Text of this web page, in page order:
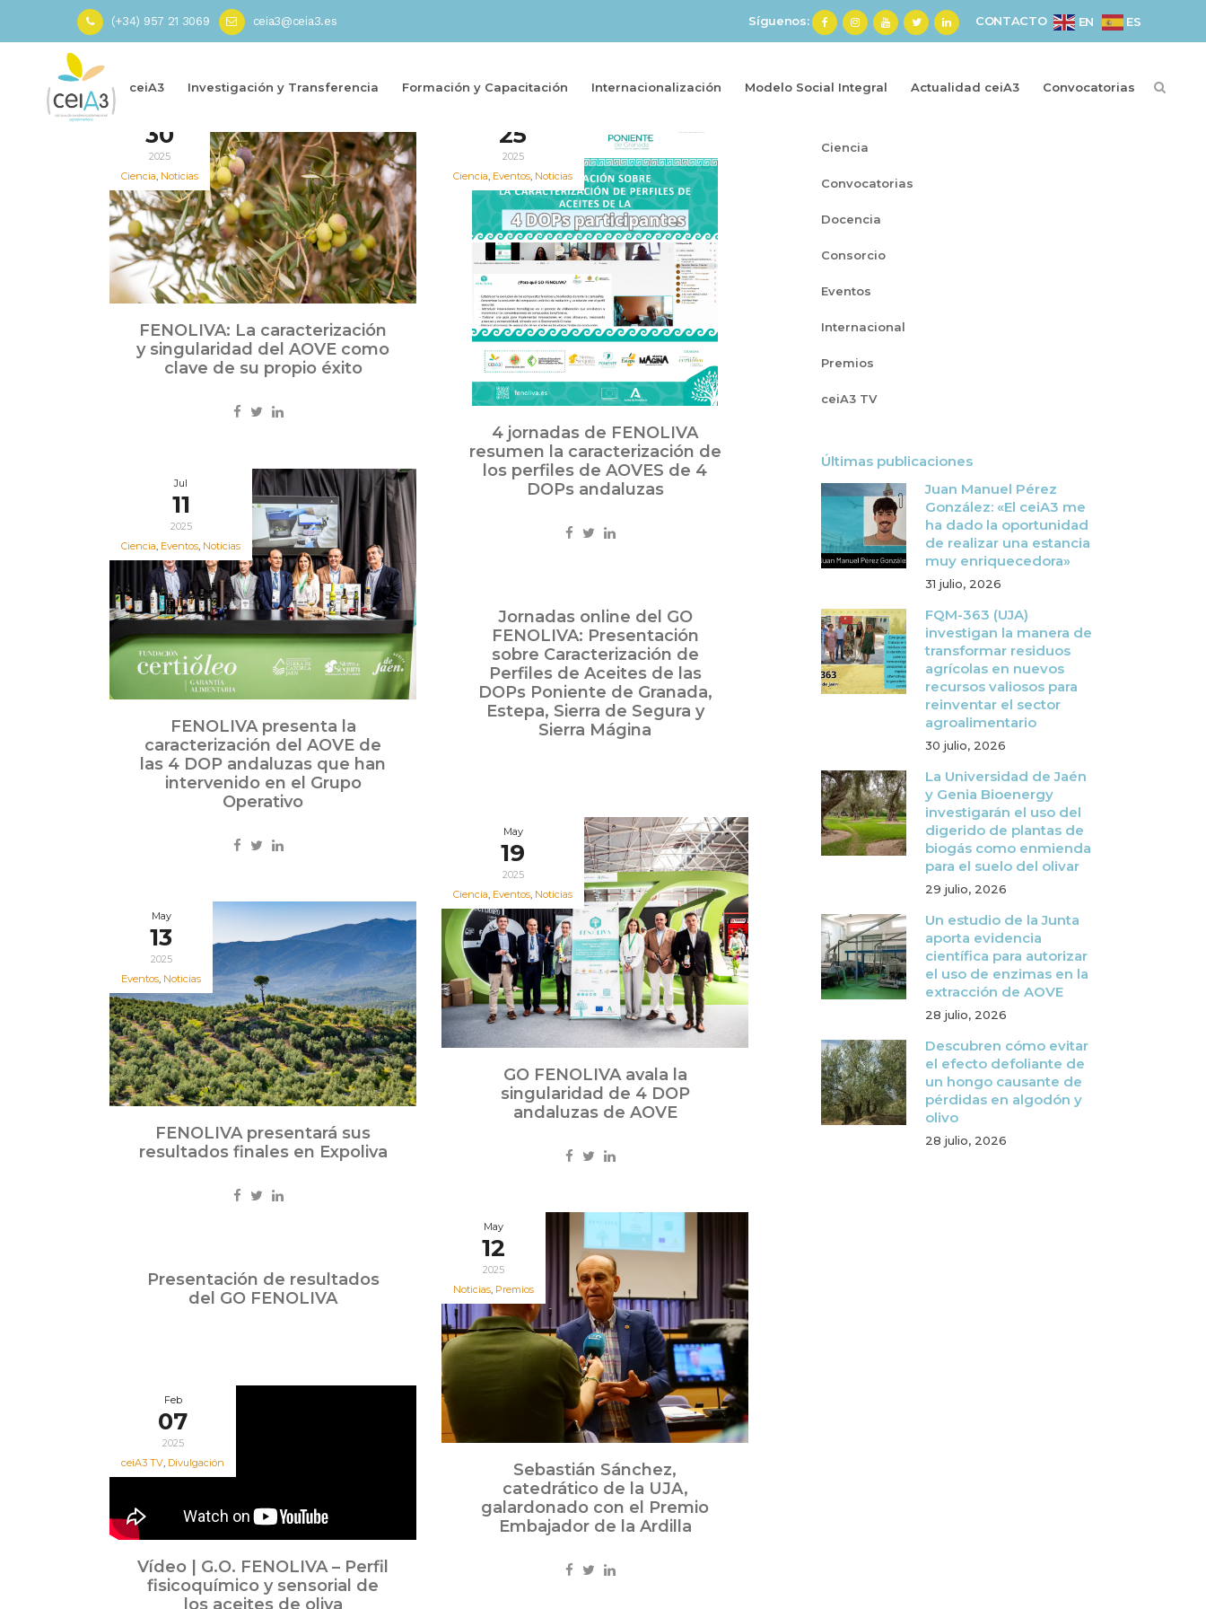
(+34) 957 21 3069 ceia3@ceia3.es Síguenos: CONTACTO EN ES
ceiA3 Investigación y Transferencia Formación y Capacitación Internacionalización Modelo Social Integral Actualidad ceiA3 Convocatorias
Inicio»Fundación Certióleo Garantía Alimentaria
30
2025
Ciencia, Noticias
FENOLIVA: La caracterización
y singularidad del AOVE como
clave de su propio éxito
25
2025
Ciencia, Eventos, Noticias
4 jornadas de FENOLIVA
resumen la caracterización de
los perfiles de AOVES de 4
DOPs andaluzas
Jul
11
2025
Ciencia, Eventos, Noticias
FENOLIVA presenta la
caracterización del AOVE de
las 4 DOP andaluzas que han
intervenido en el Grupo
Operativo
Jornadas online del GO
FENOLIVA: Presentación
sobre Caracterización de
Perfiles de Aceites de las
DOPs Poniente de Granada,
Estepa, Sierra de Segura y
Sierra Mágina
May
19
2025
Ciencia, Eventos, Noticias
GO FENOLIVA avala la
singularidad de 4 DOP
andaluzas de AOVE
May
13
2025
Eventos, Noticias
FENOLIVA presentará sus
resultados finales en Expoliva
May
12
2025
Noticias, Premios
Sebastián Sánchez,
catedrático de la UJA,
galardonado con el Premio
Embajador de la Ardilla
09Presentación de resultados
del GO FENOLIVA
Feb
07
2025
ceiA3 TV, Divulgación
Vídeo | G.O. FENOLIVA – Perfil
fisicoquímico y sensorial de
los aceites de oliva
Ciencia
Convocatorias
Docencia
Consorcio
Eventos
Internacional
Premios
ceiA3 TV
Últimas publicaciones
Juan Manuel Pérez
González: «El ceiA3 me
ha dado la oportunidad
de realizar una estancia
muy enriquecedora»
31 julio, 2026
FQM-363 (UJA)
investigan la manera de
transformar residuos
agrícolas en nuevos
recursos valiosos para
reinventar el sector
agroalimentario
30 julio, 2026
La Universidad de Jaén
y Genia Bioenergy
investigarán el uso del
digerido de plantas de
biogás como enmienda
para el suelo del olivar
29 julio, 2026
Un estudio de la Junta
aporta evidencia
científica para autorizar
el uso de enzimas en la
extracción de AOVE
28 julio, 2026
Descubren cómo evitar
el efecto defoliante de
un hongo causante de
pérdidas en algodón y
olivo
28 julio, 2026